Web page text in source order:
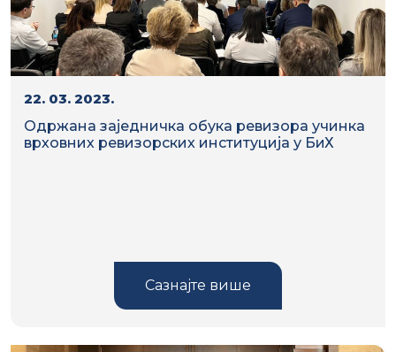
22. 03. 2023.
Одржана заједничка обука ревизора учинка
врховних ревизорских институција у БиХ
Сазнајте више